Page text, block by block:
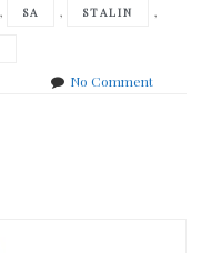
, SA , STALIN ,
No Commenton